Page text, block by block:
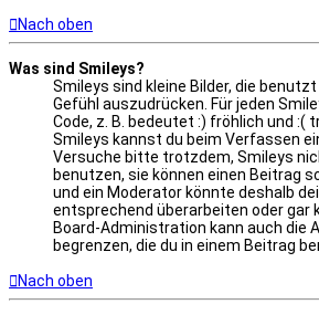
Nach oben
Was sind Smileys?
Smileys sind kleine Bilder, die
Gefühl auszudrücken. Für jeden
Code, z. B. bedeutet :) fröhlich und :(
Smileys kannst du beim Verfassen
Versuche bitte trotzdem, Smileys
benutzen, sie können einen Beitrag
und ein Moderator könnte deshalb
entsprechend überarbeiten oder gar
Board-Administration kann auch die
begrenzen, die du in einem Beitrag
Nach oben